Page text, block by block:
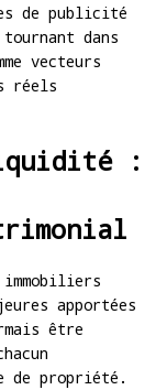
de publicité
dans
vecteurs
réels
:
apportées
être
de propriété.